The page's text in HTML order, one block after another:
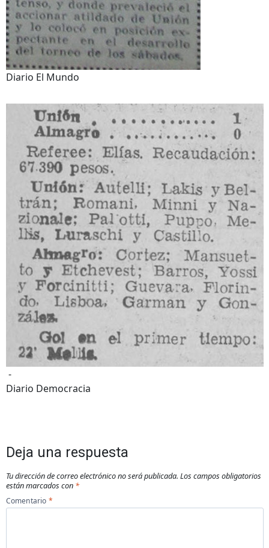
Diario El Mundo
-
Diario Democracia
Deja una respuesta
Tu dirección de correo electrónico no será publicada. Los campos obligatorios
están marcados con *
Comentario *